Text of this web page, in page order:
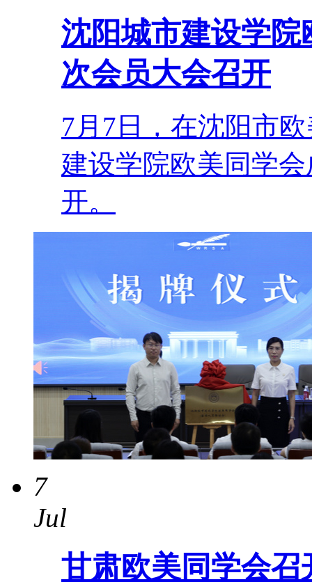
沈阳城市建设学
次会员大会召开
7月7日，在沈阳市
建设学院欧美同学
开。
7
Jul
甘肃欧美同学会